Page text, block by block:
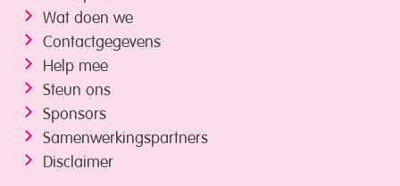
Wat doen we
Contactgegevens
Help mee
Steun ons
Sponsors
Samenwerkings­partners
Disclaimer